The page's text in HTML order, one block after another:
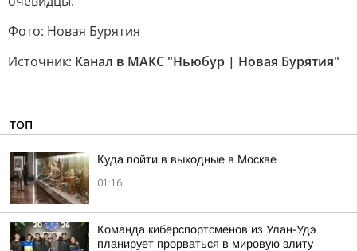
Фото: Новая Бурятия
Источник: Канал в МАКС "Ньюбур | Новая Бурятия"
ТОП
Куда пойти в выходные в Москве
01:16
Команда киберспортсменов из Улан-Удэ
планирует прорваться в мировую элиту